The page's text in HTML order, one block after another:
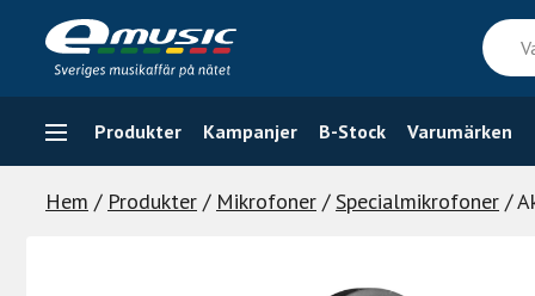
content
Vad
söker
du
efter?
Produkter Kampanjer B-Stock Varumärken
Hem / Produkter / Mikrofoner /Specialmikrofoner /